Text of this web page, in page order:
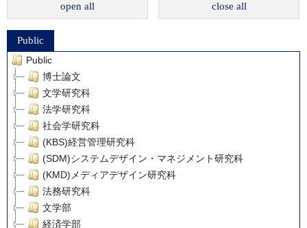
open all close all
Public
Public
博士論文
文学研究科
法学研究科
社会学研究科
(KBS)経営管理研究科
(SDM)システムデザイン・マネジメント研究科
(KMD)メディアデザイン研究科
法務研究科
文学部
経済学部